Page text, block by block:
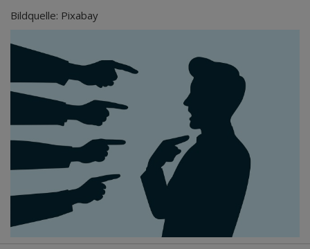
Bildquelle: Pixabay